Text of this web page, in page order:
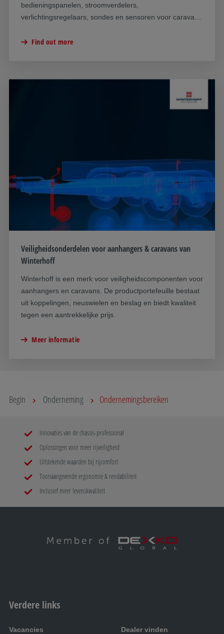
bedieningspanelen, stroomverdelers,
verlichtingsregelaars, sondes en sensoren voor caravans
Find out more
Veiligheidsonderdelen voor aanhangers & caravans van
Winterhoff
Winterhoff is een merk voor veiligheidscomponenten voor
aanhangers en caravans. De productportefeuille bestaat
uit koppelingen, neuswielen en beslag en biedt kwaliteit
tegen een aantrekkelijke prijs.
Meer informatie
Begin Onderneming Ondernemingsbereiken
Innovaties van de chassis-professional
Oplossingen voor meer rijveiligheid
Uitstekende waarden bij rijcomfort
Toonaangevende ergonomie & rendabiliteit
Inclusief meer levenskwaliteit
Verdere links
Vacancies Dealer vinden